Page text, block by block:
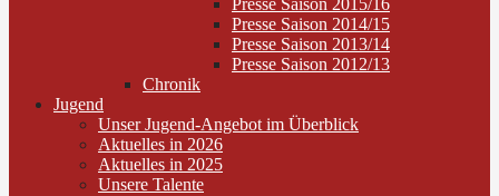
Presse Saison 2015/16
Presse Saison 2014/15
Presse Saison 2013/14
Presse Saison 2012/13
Chronik
Jugend
Unser Jugend-Angebot im Überblick
Aktuelles in 2026
Aktuelles in 2025
Unsere Talente